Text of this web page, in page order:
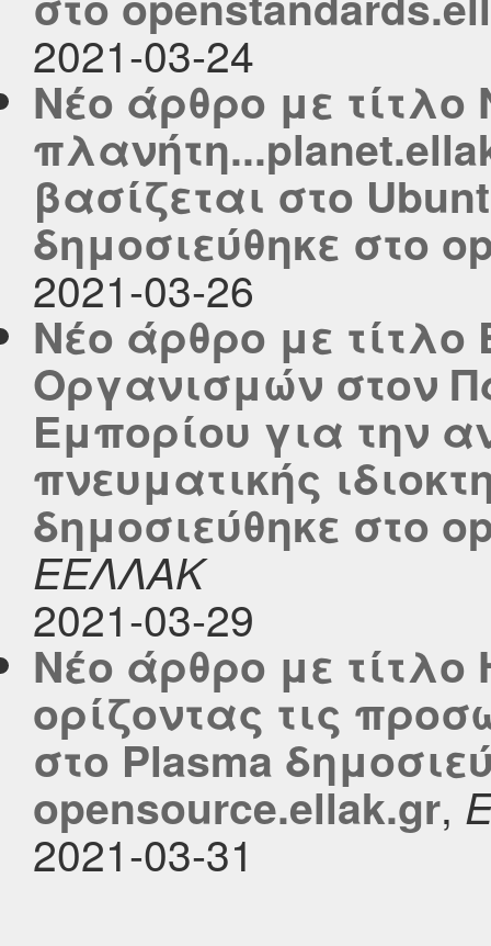
2021-03-24
Νέο άρθρο με
βασίζεται στο
δημοσιεύθηκε στο
2021-03-26
Νέο άρθρο με
Οργανισμών στον
Εμπορίου για την
πνευματικής
δημοσιεύθηκε στο
ΕΕΛΛΑΚ
2021-03-29
Νέο άρθρο με τίτλο
ορίζοντας τις
στο Plasma
opensource.ellak.gr,
2021-03-31